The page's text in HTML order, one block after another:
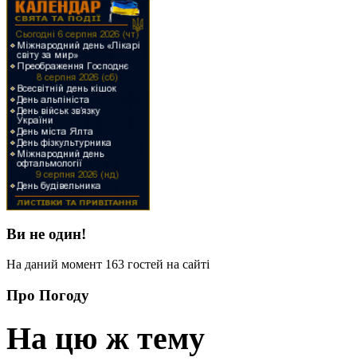
Ви не один!
На даний момент 163 гостей на сайті
Про Погоду
На цю ж тему